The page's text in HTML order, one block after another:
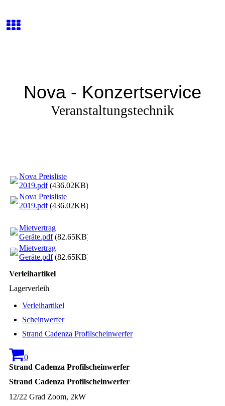
Nova - Konzertservice
Veranstaltungstechnik
Nova Preisliste
2019.pdf(436.02KB)
Nova Preisliste
2019.pdf(436.02KB)
Mietvertrag
Geräte.pdf(82.65KB)
Mietvertrag
Geräte.pdf(82.65KB)
Verleihartikel
Lagerverleih
Verleihartikel
Scheinwerfer
Strand Cadenza Profilscheinwerfer
0
Strand Cadenza Profilscheinwerfer
Strand Cadenza Profilscheinwerfer
12/22 Grad Zoom, 2kW